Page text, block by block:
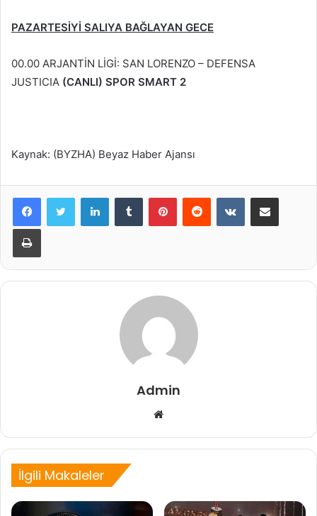
PAZARTESİYİ SALIYA BAĞLAYAN GECE
00.00 ARJANTİN LİGİ: SAN LORENZO – DEFENSA
JUSTICIA (CANLI) SPOR SMART 2
Kaynak: (BYZHA) Beyaz Haber Ajansı
LinkedInTumblr PinterestReddit VKontakteE-Posta ile paylaş
Yazdır
Admin
Web
İlgili Makaleler